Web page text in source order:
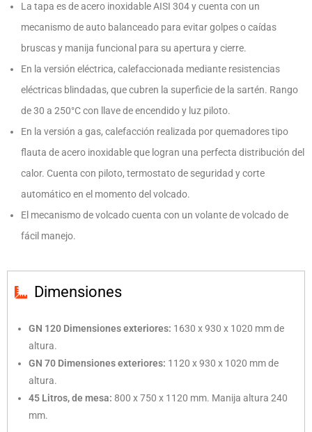
La tapa es de acero inoxidable AISI 304 y cuenta con un
mecanismo de auto balanceado para evitar golpes o caídas
bruscas y manija funcional para su apertura y cierre.
En la versión eléctrica, calefaccionada mediante resistencias
eléctricas blindadas, que cubren la superficie de la sartén. Rango
de 30 a 250°C con llave de encendido y luz piloto.
En la versión a gas, calefacción realizada por quemadores tipo
flauta de acero inoxidable que logran una perfecta distribución del
calor. Cuenta con piloto, termostato de seguridad y corte
automático en el momento del volcado.
El mecanismo de volcado cuenta con un volante de volcado de
fácil manejo.
Dimensiones
GN 120 Dimensiones exteriores: 1630 x 930 x 1020 mm de
altura.
GN 70 Dimensiones exteriores: 1120 x 930 x 1020 mm de
altura.
45 Litros, de mesa: 800 x 750 x 1120 mm. Manija altura 240
mm.